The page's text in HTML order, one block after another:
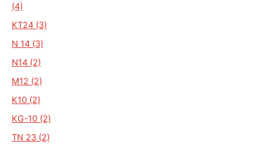
(4)
KT24 (3)
N 14 (3)
N14 (2)
M12 (2)
K10 (2)
KG-10 (2)
TN 23 (2)